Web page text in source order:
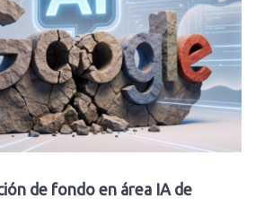
de fondo en área IA de